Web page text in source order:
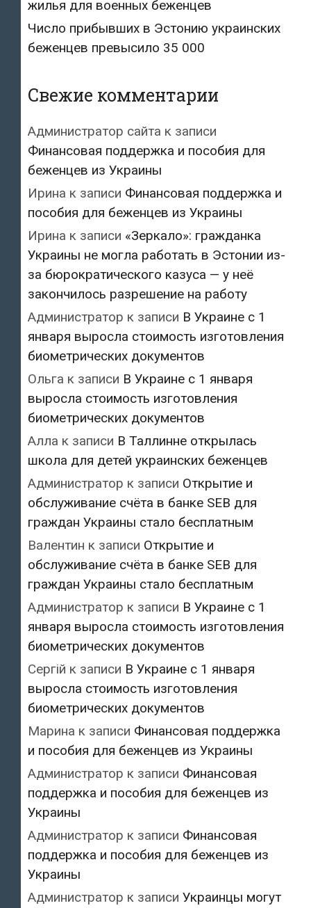
жилья для военных беженцев
Число прибывших в Эстонию украинских
беженцев превысило 35 000
Свежие комментарии
Администратор сайта к записи
Финансовая поддержка и пособия для
беженцев из Украины
Ирина к записи Финансовая поддержка и
пособия для беженцев из Украины
Ирина к записи «Зеркало»: гражданка
Украины не могла работать в Эстонии из-
за бюрократического казуса — у неё
закончилось разрешение на работу
Администратор к записи В Украине с 1
января выросла стоимость изготовления
биометрических документов
Ольга к записи В Украине с 1 января
выросла стоимость изготовления
биометрических документов
Алла к записи В Таллинне открылась
школа для детей украинских беженцев
Администратор к записи Открытие и
обслуживание счёта в банке SEB для
граждан Украины стало бесплатным
Валентин к записи Открытие и
обслуживание счёта в банке SEB для
граждан Украины стало бесплатным
Администратор к записи В Украине с 1
января выросла стоимость изготовления
биометрических документов
Сергій к записи В Украине с 1 января
выросла стоимость изготовления
биометрических документов
Марина к записи Финансовая поддержка
и пособия для беженцев из Украины
Администратор к записи Финансовая
поддержка и пособия для беженцев из
Украины
Администратор к записи Финансовая
поддержка и пособия для беженцев из
Украины
Администратор к записи Украинцы могут